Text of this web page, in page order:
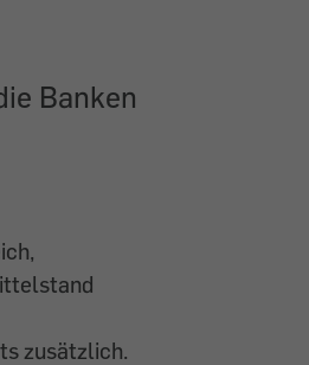
Banken
zusätzlich.